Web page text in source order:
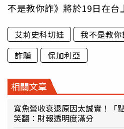
不是教你詐》將於19日在台
艾莉史科切娃 我不是教你
詐騙
保加利亞
相關文章
寬魚營收衰退原因太誠實！「
笑翻：財報透明度滿分